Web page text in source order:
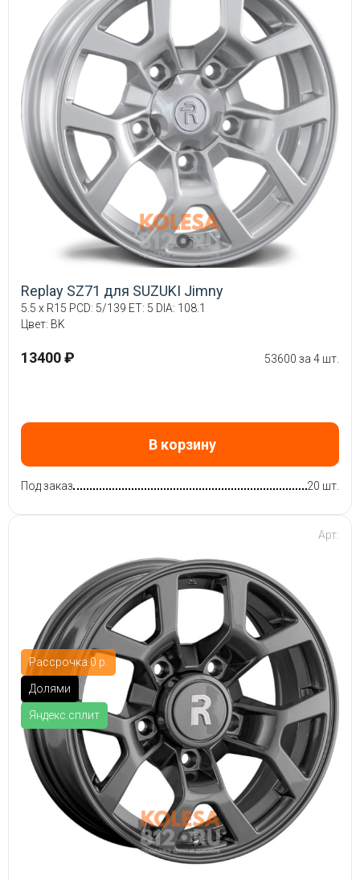
Replay SZ71 для SUZUKI Jimny
5.5 x R15 PCD: 5/139 ET: 5 DIA: 108.1
Цвет: BK
13400 ₽ 53600 за 4 шт.
В корзину
Под заказ 20 шт.
Рассрочка 0 р.
Долями
Яндекс.сплит
Арт: